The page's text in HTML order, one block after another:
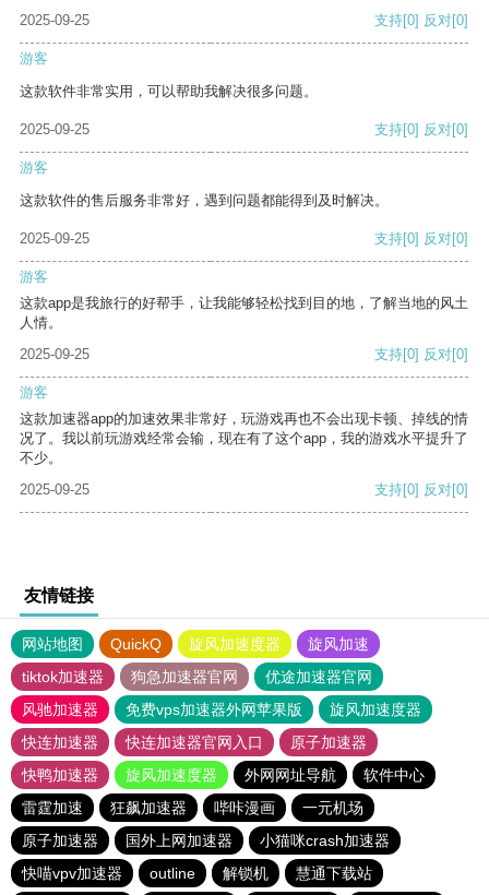
2025-09-25
支持[0] 反对[0]
游客
这款软件非常实用，可以帮助我解决很多问题。
2025-09-25 支持[0] 反对[0]
游客
这款软件的售后服务非常好，遇到问题都能得到及时解决。
2025-09-25 支持[0] 反对[0]
游客
这款app是我旅行的好帮手，让我能够轻松找到目的地，了解当地的风土
人情。
2025-09-25
支持[0] 反对[0]
游客
这款加速器app的加速效果非常好，玩游戏再也不会出现卡顿、掉线的情
况了。我以前玩游戏经常会输，现在有了这个app，我的游戏水平提升了
不少。
2025-09-25
支持[0] 反对[0]
友情链接
网站地图 QuickQ 旋风加速度器
旋风加速
tiktok加速器
狗急加速器官网
优途加速器官网
风驰加速器
免费vps加速器外网苹果版
旋风加速度器
快连加速器
快连加速器官网入口
原子加速器
快鸭加速器
旋风加速度器 外网网址导航
软件中心
雷霆加速
狂飙加速器 哔咔漫画
一元机场
原子加速器
国外上网加速器
小猫咪crash加速器
快喵vpv加速器
outline 解锁机 慧通下载站